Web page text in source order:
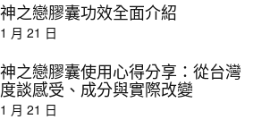
之戀膠囊功效全面介紹
月 21 日
之戀膠囊使用心得分享：從台灣
談感受、成分與實際改變
月 21 日